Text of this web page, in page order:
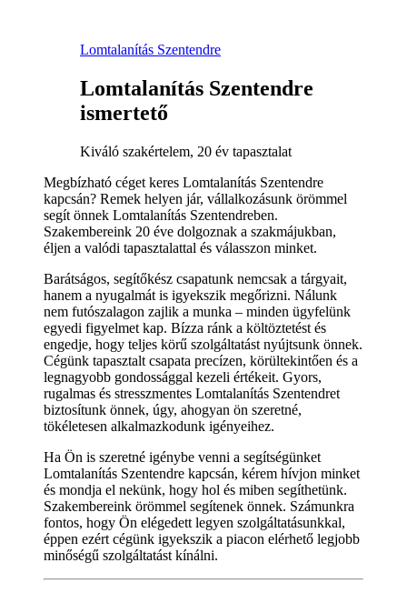
Lomtalanítás Szentendre
Lomtalanítás Szentendre
ismertető
Kiváló szakértelem, 20 év tapasztalat
Megbízható céget keres Lomtalanítás Szentendre
kapcsán? Remek helyen jár, vállalkozásunk örömmel
segít önnek Lomtalanítás Szentendreben.
Szakembereink 20 éve dolgoznak a szakmájukban,
éljen a valódi tapasztalattal és válasszon minket.
Barátságos, segítőkész csapatunk nemcsak a tárgyait,
hanem a nyugalmát is igyekszik megőrizni. Nálunk
nem futószalagon zajlik a munka – minden ügyfelünk
egyedi figyelmet kap. Bízza ránk a költöztetést és
engedje, hogy teljes körű szolgáltatást nyújtsunk önnek.
Cégünk tapasztalt csapata precízen, körültekintően és a
legnagyobb gondossággal kezeli értékeit. Gyors,
rugalmas és stresszmentes Lomtalanítás Szentendret
biztosítunk önnek, úgy, ahogyan ön szeretné,
tökéletesen alkalmazkodunk igényeihez.
Ha Ön is szeretné igénybe venni a segítségünket
Lomtalanítás Szentendre kapcsán, kérem hívjon minket
és mondja el nekünk, hogy hol és miben segíthetünk.
Szakembereink örömmel segítenek önnek. Számunkra
fontos, hogy Ön elégedett legyen szolgáltatásunkkal,
éppen ezért cégünk igyekszik a piacon elérhető legjobb
minőségű szolgáltatást kínálni.